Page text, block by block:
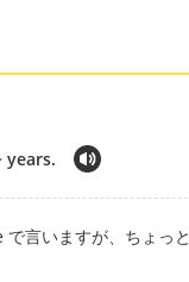
years.
言いますが、ちょっ